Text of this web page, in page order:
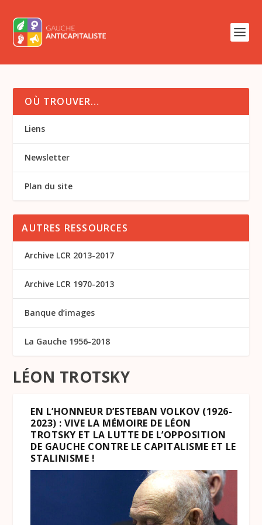
LÉON TROTSKY
EN L’HONNEUR D’ESTEBAN VOLKOV (1926-
2023) : VIVE LA MÉMOIRE DE LÉON
TROTSKY ET LA LUTTE DE L’OPPOSITION
DE GAUCHE CONTRE LE CAPITALISME ET LE
STALINISME !
OÙ TROUVER…
Liens
Newsletter
Plan du site
AUTRES RESSOURCES
Archive LCR 2013-2017
Archive LCR 1970-2013
Banque d’images
La Gauche 1956-2018